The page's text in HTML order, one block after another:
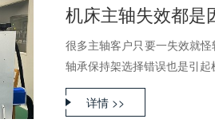
机床主轴失效都是
很多主轴客户只要一失效就
轴承保持架选择错误也是引
详情 >>